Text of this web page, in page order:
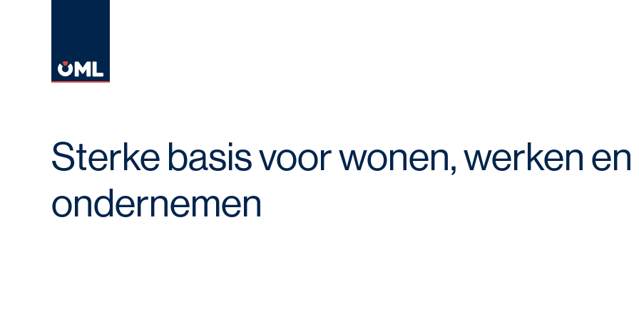
Sterke basis voor wonen, werken en
ondernemen